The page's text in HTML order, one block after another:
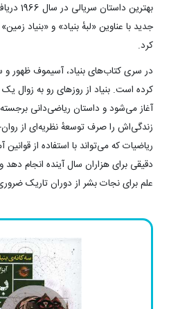
بهترین
جدید با عناوین «لبهٔ بنیاد» و «بنیاد
کرد.
در سری کتاب‌های بنیاد، آسیموف ظهور و
کرده است. بنیاد از روزهای رو به زوال یک
آغاز می‌شود و داستان ریاضی‌دانی
زندگی‌اش را صرف توسعهٔ نظریه‌ای از
ریاضیات که می‌تواند با استفاده از
دقیقی برای هزاران سال آینده انجام
علم برای نجات بشر از دوران تاریک